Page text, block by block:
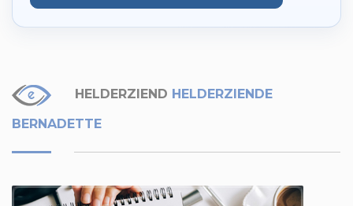
HELDERZIEND HELDERZIENDE
BERNADETTE